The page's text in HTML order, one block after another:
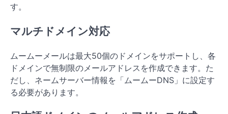
す。
マルチドメイン対応
ムームーメールは最大50個のドメインをサポートし、各
ドメインで無制限のメールアドレスを作成できます。た
だし、ネームサーバー情報を「ムームーDNS」に設定す
る必要があります。